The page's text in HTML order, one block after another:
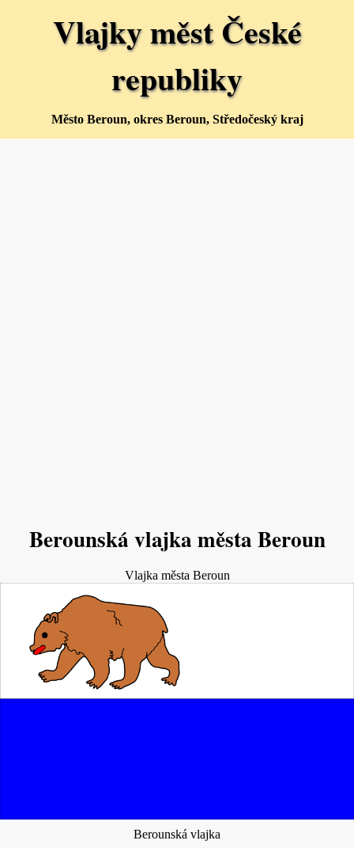
Vlajky měst České
republiky
Město Beroun, okres Beroun, Středočeský kraj
Berounská vlajka města Beroun
Vlajka města Beroun
Berounská vlajka